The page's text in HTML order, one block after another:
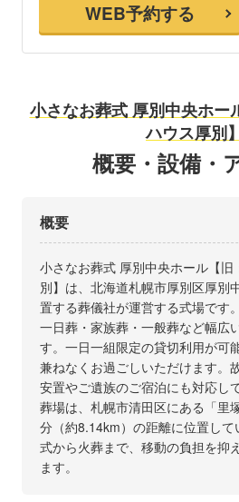
WEB予約する
小さなお葬式 厚別中央ホー
ハウス厚別
概要・設備・
概要
小さなお葬式 厚別中央ホール【
別】は、北海道札幌市厚別区厚別
置する葬儀社が運営する式場です
一日葬・家族葬・一般葬など幅広
す。一日一組限定の貸切利用が可
兼ねなくお過ごしいただけます。
安置やご遺族のご宿泊にも対応し
葬場は、札幌市清田区にある「里
分（約8.14km）の距離に位置し
式から火葬まで、移動の負担を抑
ます。